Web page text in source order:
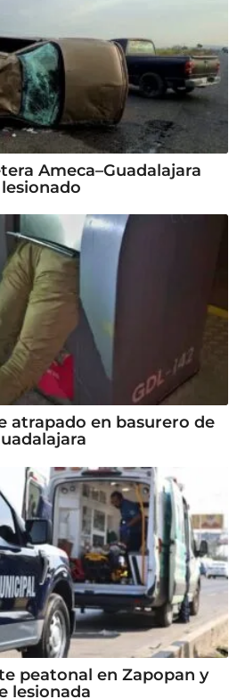
Ameca–Guadalajara
atrapado en basurero de
peatonal en Zapopan y
lesionada